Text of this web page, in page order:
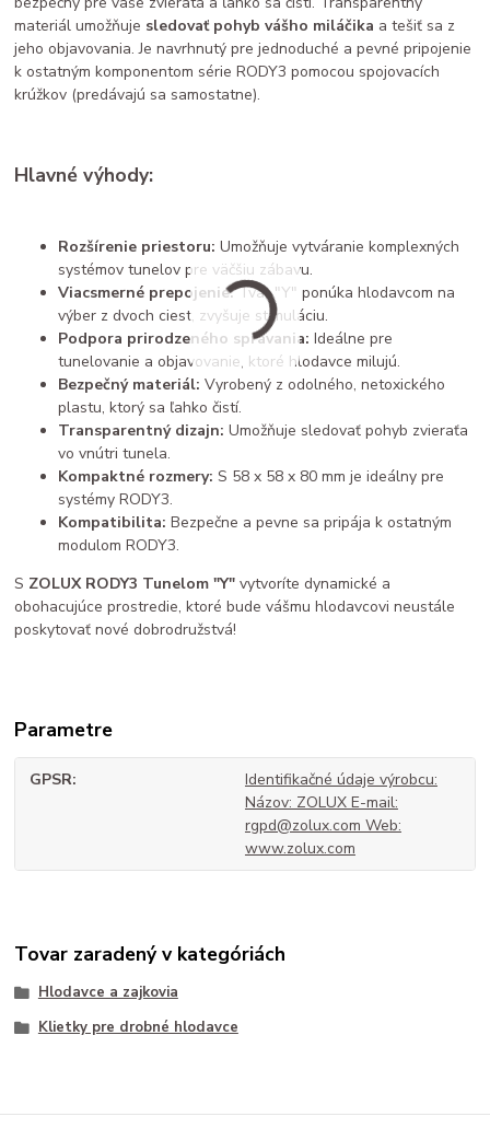
materiál umožňuje sledovať pohyb vášho miláčika a tešiť sa z
jeho objavovania. Je navrhnutý pre jednoduché a pevné pripojenie
k ostatným komponentom série RODY3 pomocou spojovacích
krúžkov (predávajú sa samostatne).
Hlavné výhody:
Rozšírenie priestoru: Umožňuje vytváranie komplexných
systémov tunelov pre väčšiu zábavu.
Viacsmerné prepojenie:Tvar "Y" ponúka hlodavcom na
výber z dvoch ciest, zvyšuje stimuláciu.
Podpora prirodzeného správania: Ideálne pre
tunelovanie a objavovanie, ktoré hlodavce milujú.
Bezpečný materiál: Vyrobený z odolného, netoxického
plastu, ktorý sa ľahko čistí.
Transparentný dizajn: Umožňuje sledovať pohyb zvieraťa
vo vnútri tunela.
Kompaktné rozmery: S 58 x 58 x 80 mm je ideálny pre
systémy RODY3.
Kompatibilita: Bezpečne a pevne sa pripája k ostatným
modulom RODY3.
S ZOLUX RODY3 Tunelom "Y" vytvoríte dynamické a
obohacujúce prostredie, ktoré bude vášmu hlodavcovi neustále
poskytovať nové dobrodružstvá!
Parametre
GPSR
Identifikačné údaje výrobcu:
Názov: ZOLUX E-mail:
rgpd@zolux.com Web:
www.zolux.com
Tovar zaradený v kategóriách
Hlodavce a zajkovia
Klietky pre drobné hlodavce